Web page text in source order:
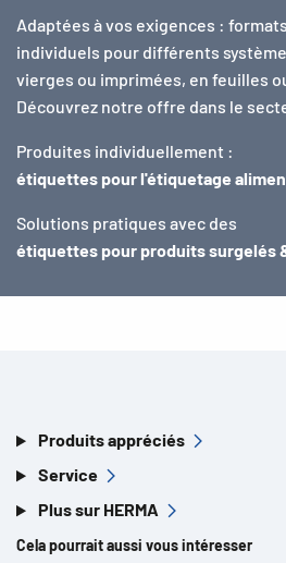
Adaptées à vos exigences :
individuels pour différents
vierges ou imprimées, en feuilles
Découvrez notre offre dans le
Produites individuellement :
étiquettes pour l'étiquetage
Solutions pratiques avec des
étiquettes pour produits surgelés
Produits appréciés
Service
Plus sur HERMA
Cela pourrait aussi vous intéresser